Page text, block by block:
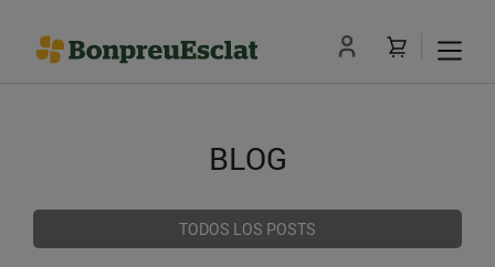
BLOG
TODOS LOS POSTS